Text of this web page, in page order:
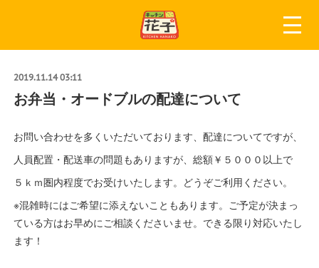
2019.11.14 03:11
お弁当・オードブルの配達について
お問い合わせを多くいただいております、配達についてですが、
人員配置・配送車の問題もありますが、総額￥５０００以上で
５ｋｍ圏内程度でお受けいたします。どうぞご利用ください。
※混雑時にはご希望に添えないこともあります。ご予定が決まっ
ている方はお早めにご相談くださいませ。できる限り対応いたし
ます！